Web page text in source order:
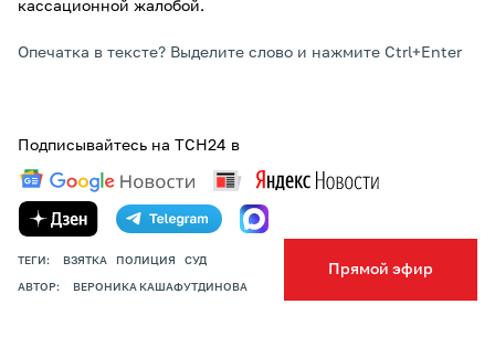
Прямой эфир
кассационной жалобой.
Опечатка в тексте? Выделите слово и нажмите Ctrl+Enter
Подписывайтесь на ТСН24 в
ТЕГИ: ВЗЯТКА ПОЛИЦИЯ СУД
АВТОР: ВЕРОНИКА КАШАФУТДИНОВА